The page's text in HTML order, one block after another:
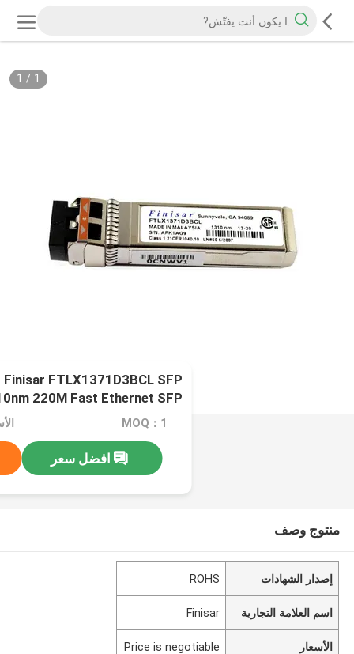
1
/
1
220M Fast Ethernet SFP +
MOQ：1
افضل سعر
منتوج وصف
إصدار الشهادات ROHS
اسم العلامة التجارية Finisar
الأسعار Price is negotiable